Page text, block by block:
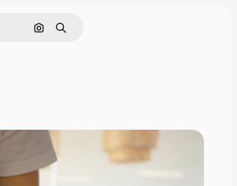
Pesquisar por imagem
Buscar